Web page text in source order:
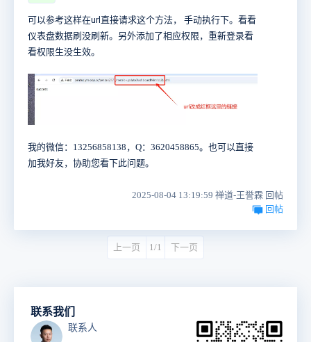
可以参考这样在url直接请求这个方法， 手动执行下。看看
仪表盘数据刷没刷新。另外添加了相应权限，重新登录看
看权限生没生效。
我的微信：13256858138，Q：3620458865。也可以直接
加我好友，协助您看下此问题。
2025-08-04 13:19:59 禅道-王誉霖 回帖
回帖
上一页 1/1 下一页
联系我们
联系人